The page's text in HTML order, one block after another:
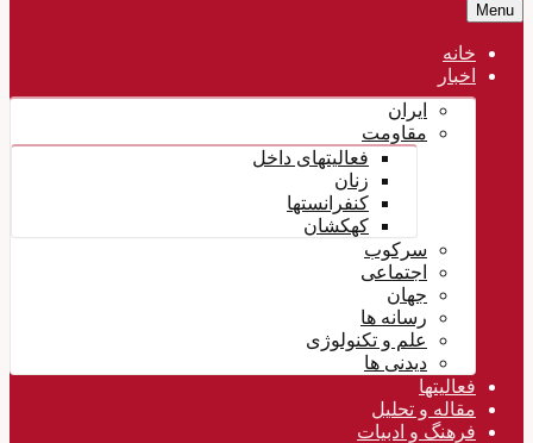
Menu
خانه
اخبار
ایران
مقاومت
فعالیتهای داخل
زنان
کنفرانستها
کهکشان
سرکوب
اجتماعی
جهان
رسانه ها
علم و تکنولوژی
دیدنی ها
فعالیتها
مقاله و تحلیل
فرهنگ و ادبیات